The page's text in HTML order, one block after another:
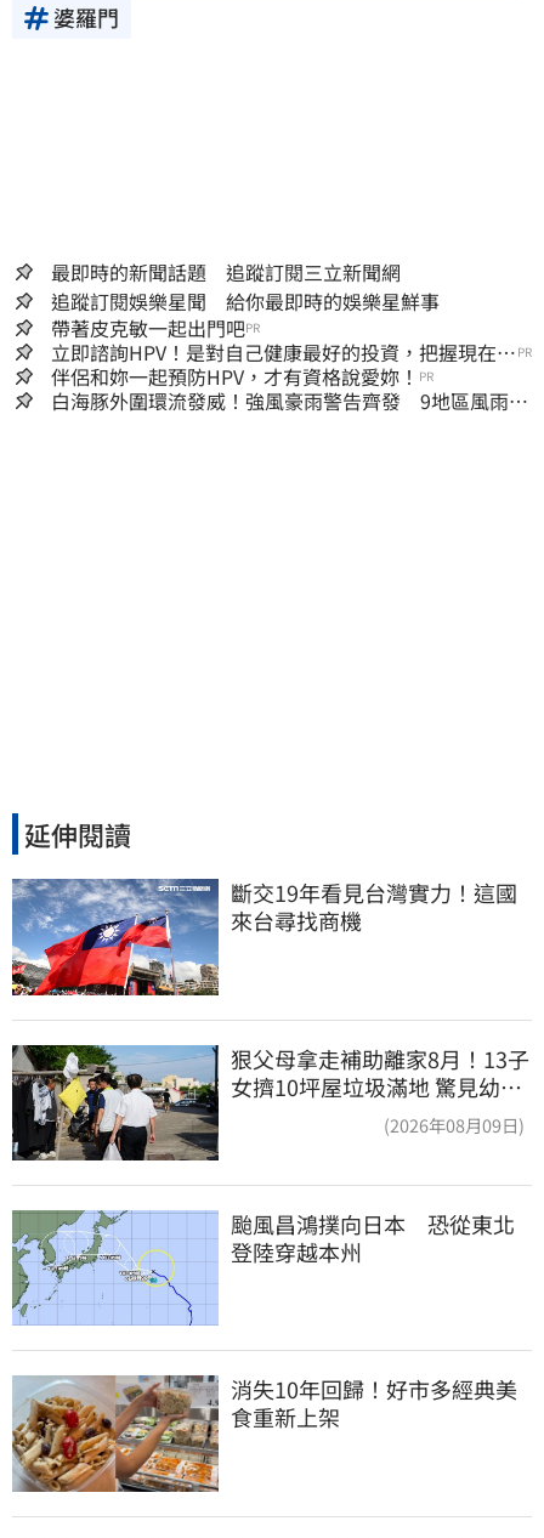
婆羅門
最即時的新聞話題 追蹤訂閱三立新聞網
追蹤訂閱娛樂星聞 給你最即時的娛樂星鮮事
帶著皮克敏一起出門吧PR
立即諮詢HPV！是對自己健康最好的投資，把握現在不
嫌晚！
PR
伴侶和妳一起預防HPV，才有資格說愛妳！ PR
白海豚外圍環流發威！強風豪雨警告齊發 9地區風雨預
延伸閱讀
斷交19年看見台灣實力！這國
來台尋找商機
狠父母拿走補助離家8月！13子
女擠10坪屋垃圾滿地 驚見幼童
(2026年08月09日)
颱風昌鴻撲向日本　恐從東北
登陸穿越本州
消失10年回歸！好市多經典美
食重新上架